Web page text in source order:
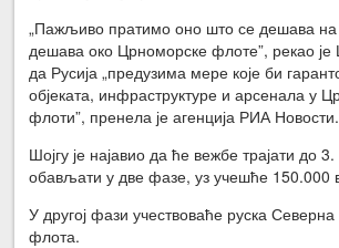
„Пажљиво пратимо оно што се дешава
дешава око Црноморске флоте”, рекао је
да Русија „предузима мере које би
објеката, инфраструктуре и арсенала у
флоти”, пренела је агенција РИА Новости.
Шојгу је најавио да ће вежбе трајати до
обављати у две фазе, уз учешће 150.000
У другој фази учествоваће руска
флота.